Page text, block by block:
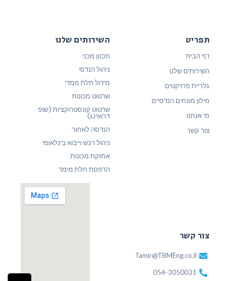
תפריט
דף הבית
השירותים שלנו
גלריית פרויקטים
מילון מונחים הנדסיים
מי אנחנו
צור קשר
השירותים שלנו
תכנון מכני
ניהול הנדסי
מידול תלת ממדי
שרטוט מכונות
שרטוט קונסטרוקציות (שופ
דרואינג)
הנדסה לאחור
ניהול רכש וייבוא בינלאומי
אחזקת מכונות
הדפסת תלת מימד
צור קשר
Tamir@TBMEng.co.il
054-3050031